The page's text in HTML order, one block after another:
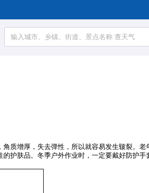
质增厚，失去弹性，所以就容易发生皲裂。
护肤品。冬季户外作业时，一定要戴好防护